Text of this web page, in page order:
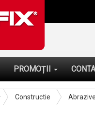
PROMOȚII
Constructie Abrazive